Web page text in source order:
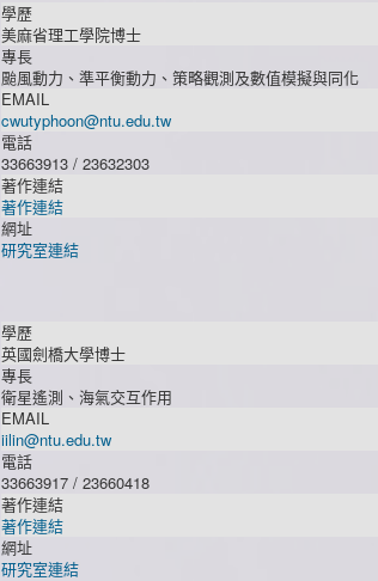
學歷
美麻省理工學院博士
專長
颱風動力、準平衡動力、策略觀測及數值模擬與同化
EMAIL
cwutyphoon@ntu.edu.tw
電話
33663913 / 23632303
著作連結
著作連結
網址
研究室連結
學歷
英國劍橋大學博士
專長
衛星遙測、海氣交互作用
EMAIL
iilin@ntu.edu.tw
電話
33663917 / 23660418
著作連結
著作連結
網址
研究室連結